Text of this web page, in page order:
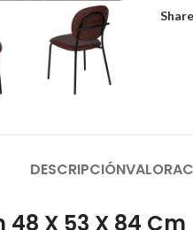
DESCRIPCIÓN
X 53 X 84 Cm